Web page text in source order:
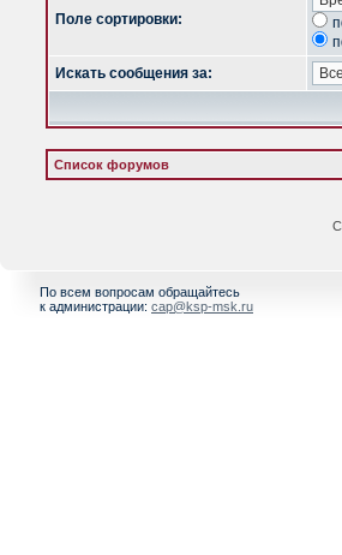
Поле сортировки:
Искать сообщения за:
Список форумов
По всем вопросам обращайтесь
к администрации: cap@ksp-msk.ru